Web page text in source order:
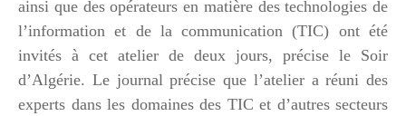
ainsi que des opérateurs en matière des technologies de
l’information et de la communication (TIC) ont été
invités à cet atelier de deux jours, précise le Soir
d’Algérie. Le journal précise que l’atelier a réuni des
experts dans les domaines des TIC et d’autres secteurs